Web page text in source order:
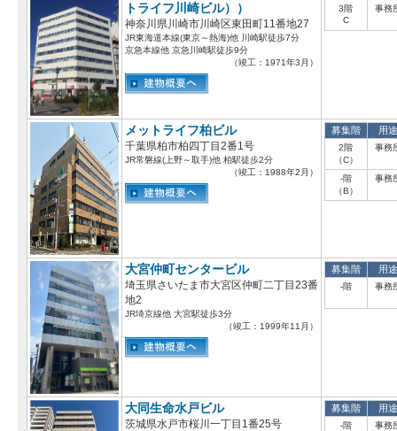
トライフ川崎ビル））
神奈川県川崎市川崎区東田町11番地27
JR東海道本線(東京～熱海)他 川崎駅徒歩7分
京急本線他 京急川崎駅徒歩9分
（竣工：1971年3月）
3階
C
事務
メットライフ柏ビル
千葉県柏市柏四丁目2番1号
JR常磐線(上野～取手)他 柏駅徒歩2分
（竣工：1988年2月）
募集階 用
2階
（C）
事務
-階
（B）
事務
大宮仲町センタービル
埼玉県さいたま市大宮区仲町二丁目23番
地2
JR埼京線他 大宮駅徒歩3分
（竣工：1999年11月）
募集階 用
-階 事務
大同生命水戸ビル
茨城県水戸市桜川一丁目1番25号
募集階 用
-階 事務